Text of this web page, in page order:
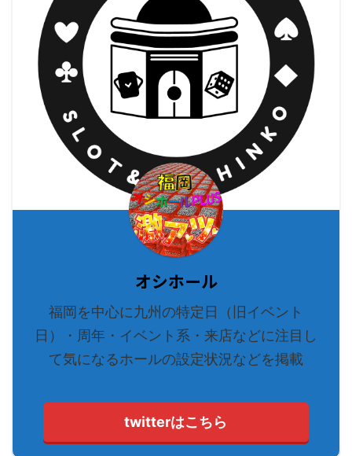
オシホール
福岡を中心に九州の特定日（旧イベント
日）・周年・イベント系・来店などに注目し
て気になるホールの設定状況などを掲載
twitterはこちら